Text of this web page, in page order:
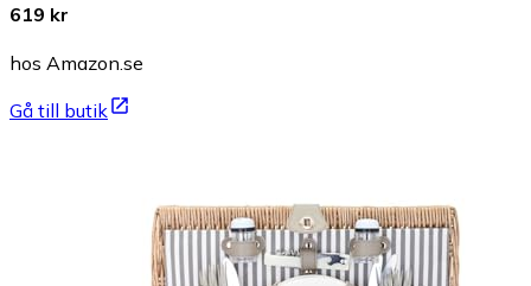
619 kr
hos Amazon.se
Gå till butik